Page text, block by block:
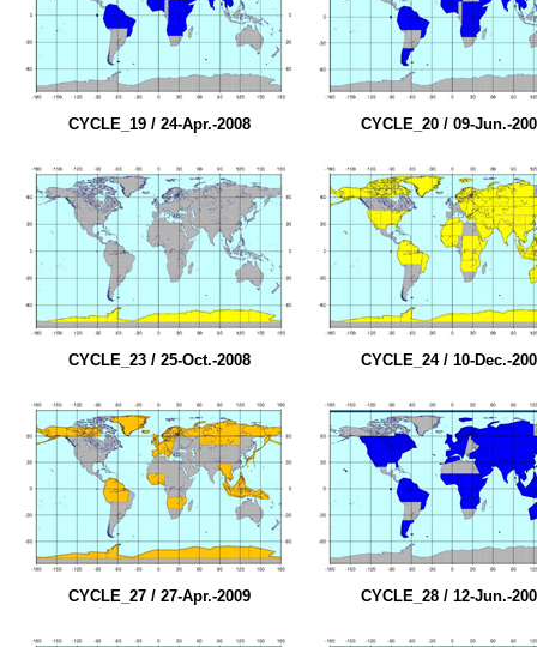
CYCLE_19 / 24-Apr.-2008 CYCLE_20 / 09-Jun.-
CYCLE_23 / 25-Oct.-2008 CYCLE_24 / 10-Dec.-
CYCLE_27 / 27-Apr.-2009 CYCLE_28 / 12-Jun.-